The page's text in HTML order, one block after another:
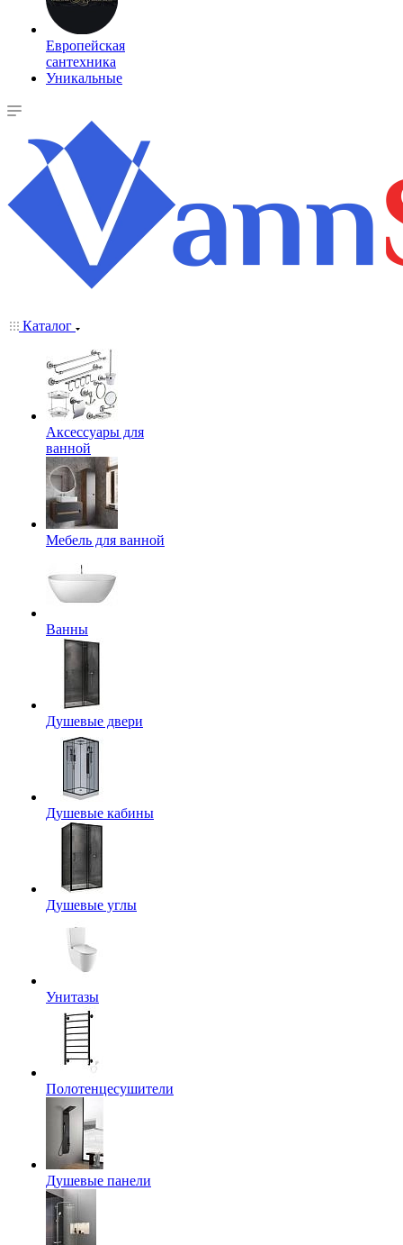
Европейская
сантехника
Уникальные
Каталог
Аксессуары для
ванной
Мебель для ванной
Ванны
Душевые двери
Душевые кабины
Душевые углы
Унитазы
Полотенцесушители
Душевые панели